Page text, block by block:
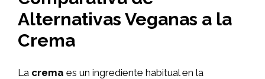
Alternativas Veganas a la
Crema
La crema es un ingrediente habitual en la